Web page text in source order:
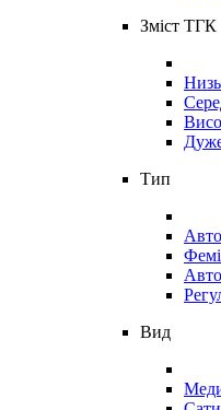
Зміст ТГК
Тип
Вид